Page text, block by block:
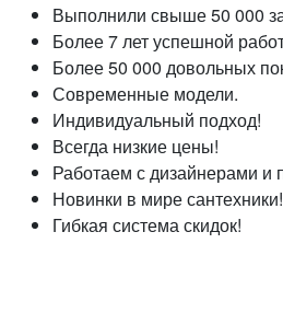
Выполнили свыше 50 000
Более 7 лет успешной
Более 50 000 довольных
Современные модели.
Индивидуальный подход!
Всегда низкие цены!
Работаем с дизайнерами и
Новинки в мире сантехники!
Гибкая система скидок!